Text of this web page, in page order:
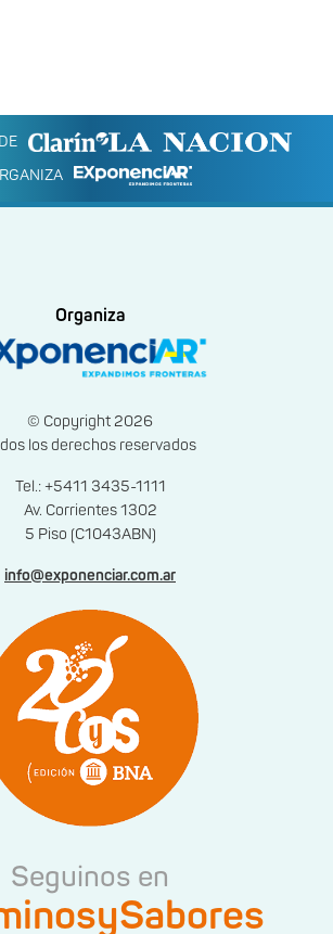
Organiza
© Copyright 2026
los derechos reservados
Tel.: +5411 3435-1111
Av. Corrientes 1302
5 Piso (C1043ABN)
info@exponenciar.com.ar
Seguinos en